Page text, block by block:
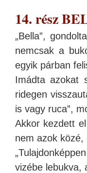
14. rész
„Bella”,
nemcsak a
egyik párban
Imádta azokat
ridegen
is vagy ruca”,
Akkor kezdett
nem azok közé,
vizébe lebukva,